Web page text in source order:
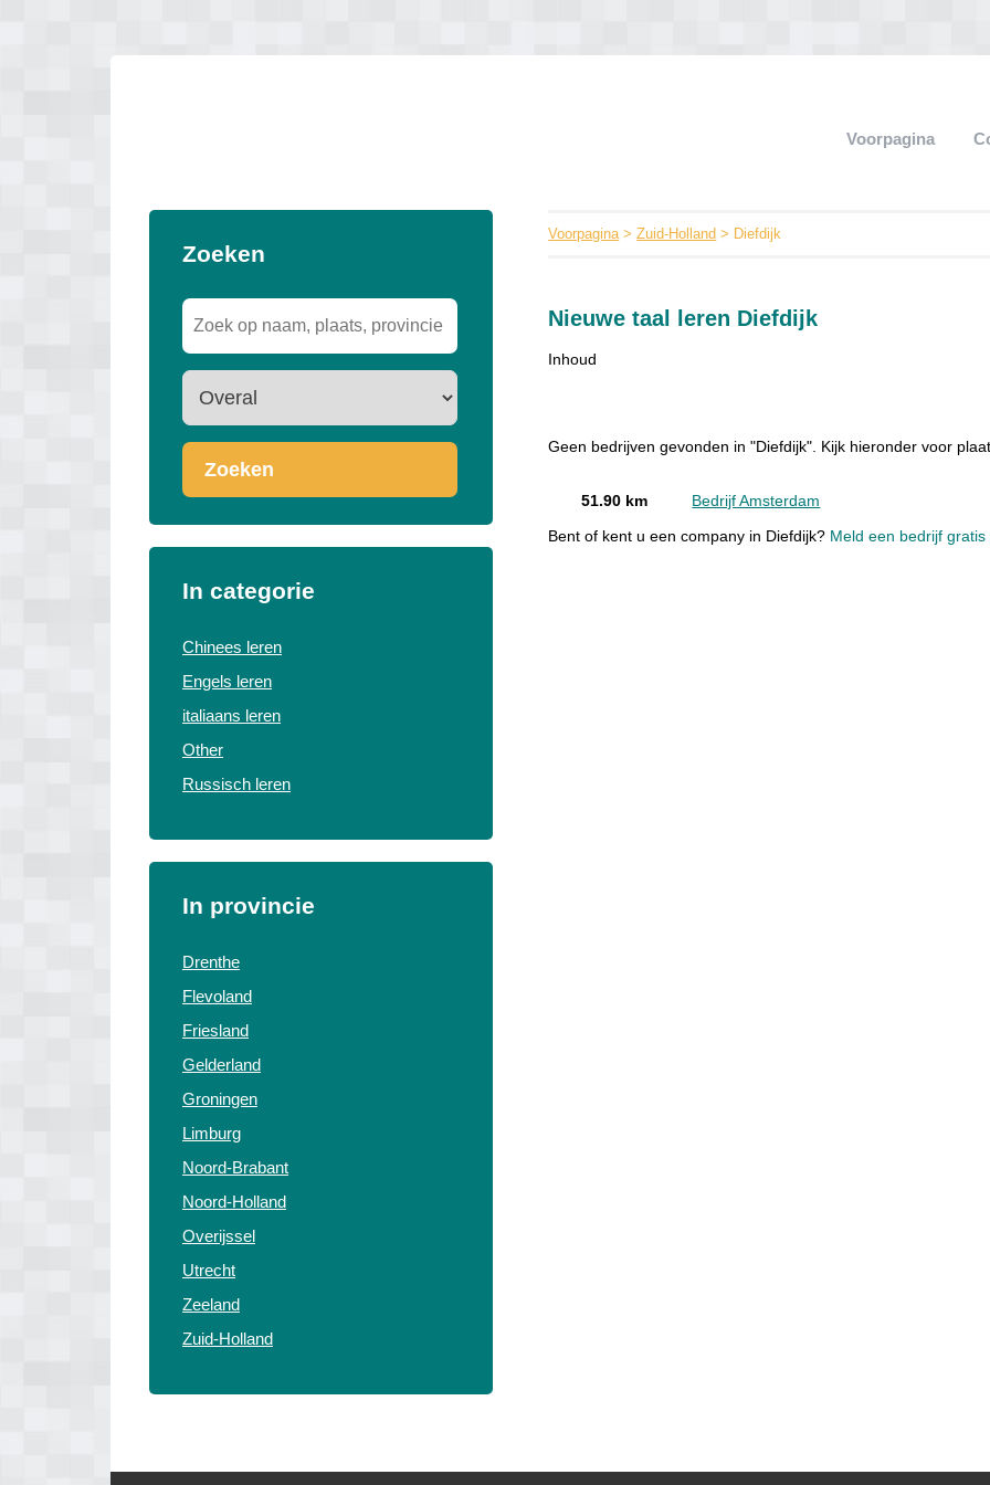
Voorpagina
Zoeken
Zoeken
In categorie
Chinees leren
Engels leren
italiaans leren
Other
Russisch leren
In provincie
Drenthe
Flevoland
Friesland
Gelderland
Groningen
Limburg
Noord-Brabant
Noord-Holland
Overijssel
Utrecht
Zeeland
Zuid-Holland
Voorpagina>Zuid-Holland > Diefdijk
Nieuwe taal leren Diefdijk
Inhoud
Geen bedrijven gevonden in "Diefdijk". Kijk hieronder voor
51.90 km Bedrijf Amsterdam
Bent of kent u een company in Diefdijk? Meld een bedrijf gratis